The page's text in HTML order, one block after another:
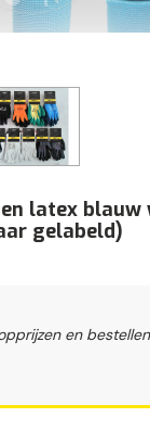
latex
gelabeld)
en